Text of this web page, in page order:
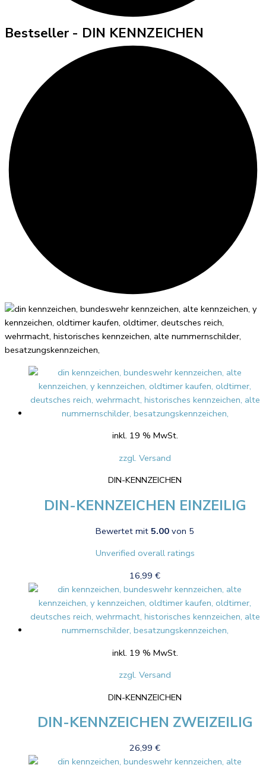
Bestseller - DIN KENNZEICHEN
inkl. 19 % MwSt.
zzgl. Versand
DIN-KENNZEICHEN
DIN-KENNZEICHEN EINZEILIG
Bewertet mit 5.00 von 5
Unverified overall ratings
16,99 €
inkl. 19 % MwSt.
zzgl. Versand
DIN-KENNZEICHEN
DIN-KENNZEICHEN ZWEIZEILIG
26,99 €